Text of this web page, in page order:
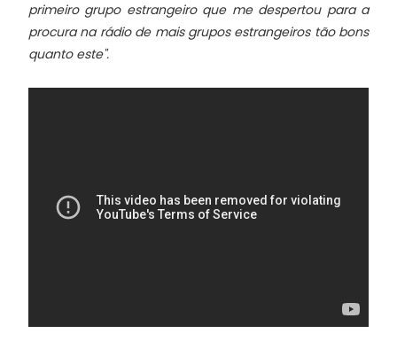
primeiro grupo estrangeiro que me despertou para a
procura na rádio de mais grupos estrangeiros tão bons
quanto este".